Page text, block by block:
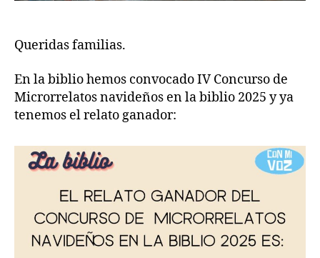
Queridas familias.
En la biblio hemos convocado IV Concurso de
Microrrelatos navideños en la biblio 2025 y ya
tenemos el relato ganador: